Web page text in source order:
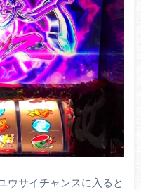
ウサイチャンスに入ると